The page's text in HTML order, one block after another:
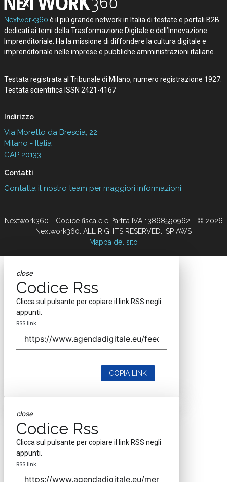
Nextwork360 è il più grande network in Italia di testate e portali B2B
dedicati ai temi della Trasformazione Digitale e dell’Innovazione
Imprenditoriale. Ha la missione di diffondere la cultura digitale e
imprenditoriale nelle imprese e pubbliche amministrazioni italiane.
Testata registrata al Tribunale di Milano, numero registrazione 1927.
Testata scientifica ISSN 2421-4167
Indirizzo
Via Moretto da Brescia, 22
Milano - Italia
CAP 20133
Contatti
Contatta il nostro team per maggiori informazioni
Nextwork360 - Codice fiscale e Partita IVA 13868590962 - © 2026
Nextwork360. ALL RIGHTS RESERVED. ISP AWS
Mappa del sito
close
Codice Rss
Clicca sul pulsante per copiare il link RSS negli
appunti.
RSS link
COPIA LINK
close
Codice Rss
Clicca sul pulsante per copiare il link RSS negli
appunti.
RSS link